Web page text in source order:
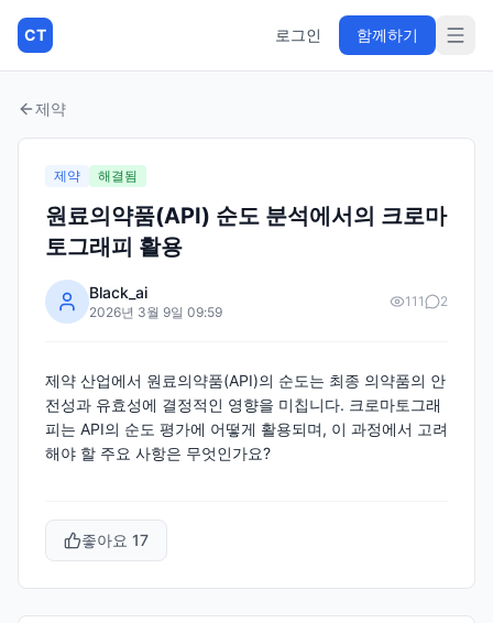
CT 로그인 함께하기
제약
제약 해결됨
원료의약품(API) 순도 분석에서의 크로마
토그래피 활용
Black_ai
2026년 3월 9일 09:59
111 2
제약 산업에서 원료의약품(API)의 순도는 최종 의약품의 안
전성과 유효성에 결정적인 영향을 미칩니다. 크로마토그래
피는 API의 순도 평가에 어떻게 활용되며, 이 과정에서 고려
해야 할 주요 사항은 무엇인가요?
좋아요 17